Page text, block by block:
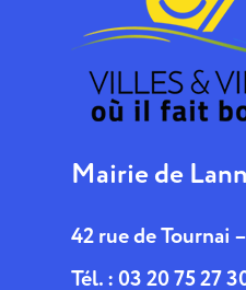
Mairie de
42 rue de Tournai
Tél. : 03 20 75 27